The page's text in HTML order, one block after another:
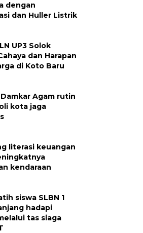
dengan
dan Huller Listrik
UP3 Solok
dan Harapan
di Koto Baru
Agam rutin
kota jaga
literasi keuangan
kendaraan
siswa SLBN 1
hadapi
tas siaga